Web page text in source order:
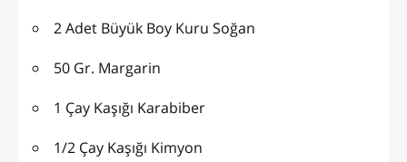
2 Adet Büyük Boy Kuru Soğan
50 Gr. Margarin
1 Çay Kaşığı Karabiber
1/2 Çay Kaşığı Kimyon